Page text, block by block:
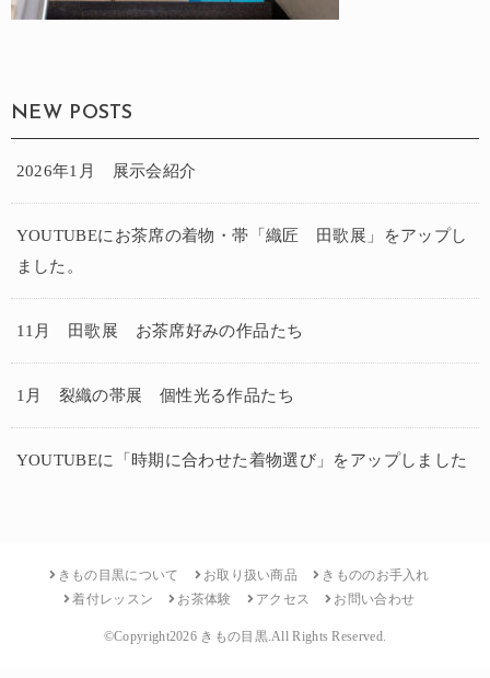
NEW POSTS
2026年1月 展示会紹介
YOUTUBEにお茶席の着物・帯「織匠 田歌展」をアップし
ました。
11月 田歌展 お茶席好みの作品たち
1月 裂織の帯展 個性光る作品たち
YOUTUBEに「時期に合わせた着物選び」をアップしました
きもの目黒について お取り扱い商品
きもののお手入れ
着付レッスン
お茶体験 アクセス お問い合わせ
©Copyright2026 きもの目黒.All Rights Reserved.